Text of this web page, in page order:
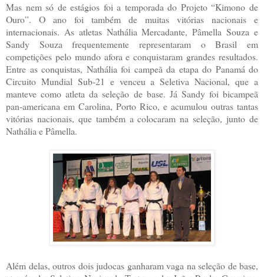
Mas nem só de estágios foi a temporada do Projeto “Kimono de
Ouro”. O ano foi também de muitas vitórias nacionais e
internacionais. As atletas Nathália Mercadante, Pâmella Souza e
Sandy Souza frequentemente representaram o Brasil em
competições pelo mundo afora e conquistaram grandes resultados.
Entre as conquistas, Nathália foi campeã da etapa do Panamá do
Circuito Mundial Sub-21 e venceu a Seletiva Nacional, que a
manteve como atleta da seleção de base. Já Sandy foi bicampeã
pan-americana em Carolina, Porto Rico, e acumulou outras tantas
vitórias nacionais, que também a colocaram na seleção, junto de
Nathália e Pâmella.
Além delas, outros dois judocas ganharam vaga na seleção de base,